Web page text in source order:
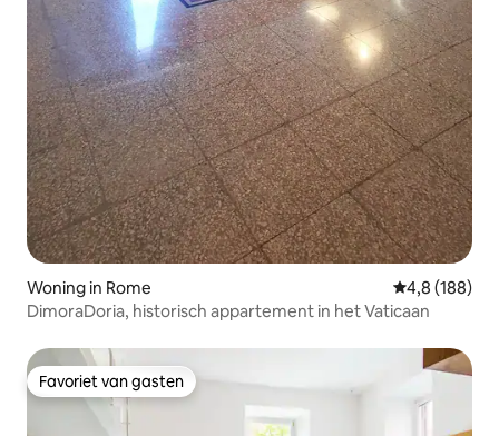
Woning in Rome Gemiddelde
4,8 (188)
DimoraDoria, historisch appartement in het Vaticaan
Favoriet van gasten
Favoriet van gasten